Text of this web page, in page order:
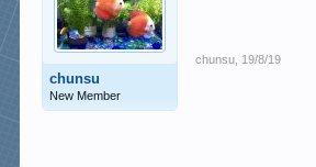
chunsu
New Member
chunsu 19/8/19